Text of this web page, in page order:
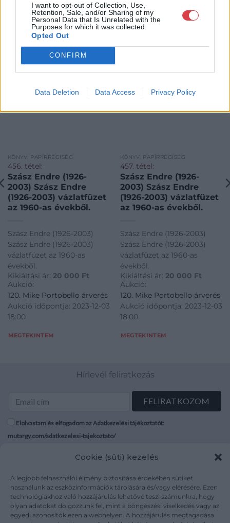
I want to opt-out of Collection, Use,
Retention, Sale, and/or Sharing of my
Personal Data that Is Unrelated with the
Purposes for which it was collected.
Opted Out
CONFIRM
Data Deletion Data Access Privacy Policy
Cookie (süti) kezelés
A legjobb felhasználói élmény biztosítása érdekében sütiket
használunk az eszközinformációk tárolására és/vagy elérésére. Ezen
technológiákhoz való hozzájárulás lehetővé teszi számunkra, hogy
olyan adatokat dolgozzunk fel, mint a böngészési viselkedés vagy az
egyedi azonosítók ezen a webhelyen. A hozzájárulás megtagadása
KAPCSOLÓDÓ MŰTÁRGYAK
KÖNYV, PAPÍRRÉGISÉG
456. tétel:
Szász Endre (1926-
2003) Szász Endre
(1926-2003) vázlatfüzet
az 1960-as évekből.
Szász Endre (1926-2003)
Szász Endre (1926-2003)
vázlatfüzet az 1960-as
évekből.
Kikiáltási ár: 20 000 Ft
Aukció:
120. Mike Portobello árverés
Aukció időpontja: 2023-12-03
18:00
MEGTEKINTEM
KÖNYV, PAPÍRRÉGISÉG
457. tétel:
Szász Endre (1926-
2003) Szász Endre
(1926-2003) vázlatfüzet
az 1960-as évekből.
Szász Endre (1926-2003)
Szász Endre (1926-2003)
vázlatfüzet az 1960-as
évekből.
Kikiáltási ár: 20 000 Ft
Aukció:
120. Mike Portobello árverés
Aukció időpontja: 2023-12-03
18:00
MEGTEKINTEM
Hírlevél feliratkozás
Elolvastam és elfogadom az Adatkezelési tájékoztatót:
mutargy.com/adatkezelesi-tajekoztato/
Médiaajánlat
Karrier
Kapcsolat
Áraink
ÁSZF
Adatvédelem
Impresszum